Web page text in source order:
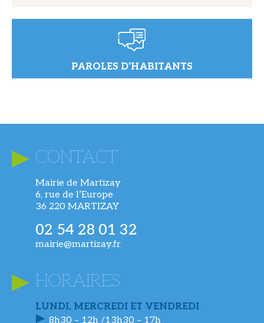
PAROLES D'HABITANTS
CONTACT
Mairie de Martizay
6, rue de l’Europe
36 220 MARTIZAY
02 54 28 01 32
mairie@martizay.fr
HORAIRES
LUNDI, MERCREDI ET VENDREDI
8h30 – 12h /13h30 – 17h